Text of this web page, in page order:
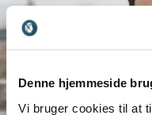
Denne hjemmeside
Vi bruger cookies til at